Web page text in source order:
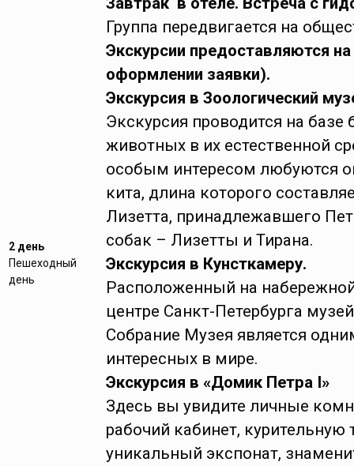
2 день
Пешеходный
день
Группа передвигается на
Экскурсии предоставляются
оформлении заявки).
Экскурсия в Зоологический
Экскурсия проводится на
животных в их естественной
особым интересом любуются
кита, длина которого
Лизетта, принадлежавшего
собак – Лизетты и Тирана.
Экскурсия в Кунсткамеру.
Расположенный на
центре Санкт-Петербурга
Собрание Музея является
интересных в мире.
Экскурсия в «Домик Петра I»
Здесь вы увидите личные
рабочий кабинет, курительную
уникальный экспонат,